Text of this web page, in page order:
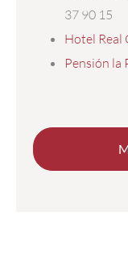
37 90 15
Hotel Real
Pensión la